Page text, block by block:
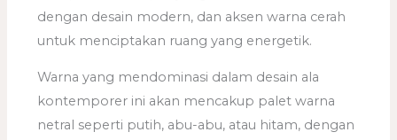
dengan desain modern, dan aksen warna cerah
untuk menciptakan ruang yang energetik.
Warna yang mendominasi dalam desain ala
kontemporer ini akan mencakup palet warna
netral seperti putih, abu-abu, atau hitam, dengan